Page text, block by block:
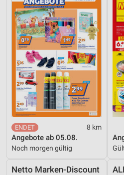
8 km
Angebote ab 05.08.
Noch morgen gültig
Netto Marken-Discount
Quellen
Entwicklung und Verbesserung
Verwendung reduzierter Daten
Inhalten
IAB-Besonderheiten:
Verwendung genauer
Geräte anhand von aktiv
Informationen identifizieren
Nicht-IAB-Verarbeitungszwecke:
Notwendig
Performance